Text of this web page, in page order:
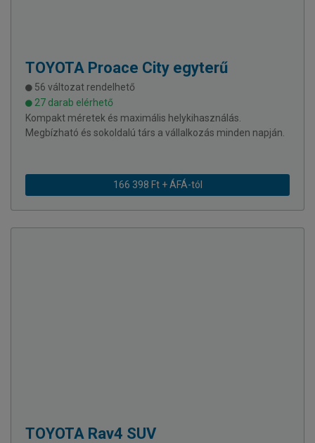
TOYOTA Proace City egyterű
56 változat rendelhető
27 darab elérhető
Kompakt méretek és maximális helykihasználás.
Megbízható és sokoldalú társ a vállalkozás minden napján.
166 398 Ft + ÁFÁ-tól
TOYOTA Rav4 SUV